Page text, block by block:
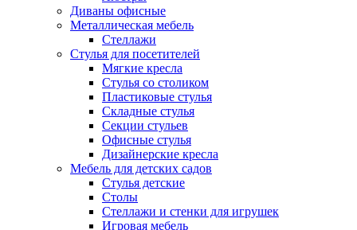
Диваны офисные
Металлическая мебель
Стеллажи
Стулья для посетителей
Мягкие кресла
Стулья со столиком
Пластиковые стулья
Складные стулья
Секции стульев
Офисные стулья
Дизайнерские кресла
Мебель для детских садов
Стулья детские
Столы
Стеллажи и стенки для игрушек
Игровая мебель